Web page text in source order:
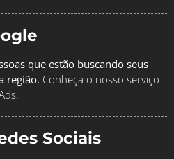
que estão buscando seus
região. Conheça o nosso serviço
Sociais